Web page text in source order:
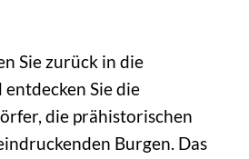
Sie zurück in die
Sie die
die prähistorischen
Burgen. Das